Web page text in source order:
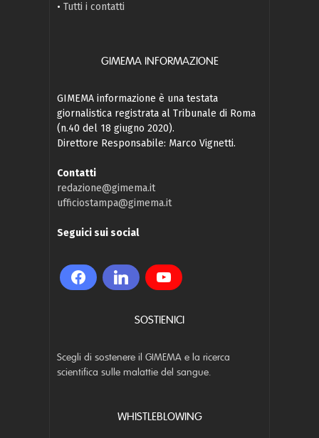
• Tutti i contatti
GIMEMA INFORMAZIONE
GIMEMA informazione è una testata
giornalistica registrata al Tribunale di Roma
(n.40 del 18 giugno 2020).
Direttore Responsabile: Marco Vignetti.
Contatti
redazione@gimema.it
ufficiostampa@gimema.it
Seguici sui social
SOSTIENICI
Scegli di sostenere il GIMEMA e la ricerca
scientifica sulle malattie del sangue.
WHISTLEBLOWING